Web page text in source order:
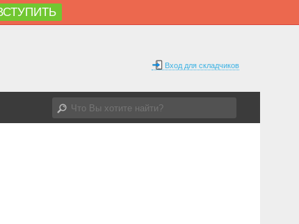
Вход для складчиков